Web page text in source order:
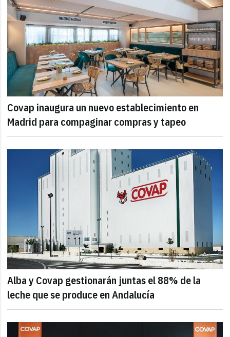
Covap inaugura un nuevo establecimiento en
Madrid para compaginar compras y tapeo
Alba y Covap gestionarán juntas el 88% de la
leche que se produce en Andalucía